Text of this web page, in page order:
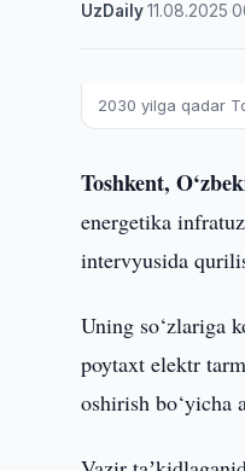
UzDaily·11.08.2025 ·
2030 yilga qadar
Toshkent,
energetika
intervyusida
Uning so‘zlariga
poytaxt elektr
oshirish bo‘yicha